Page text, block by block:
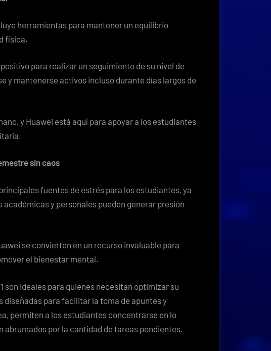
herramientas para mantener un equilibrio
física.
para realizar un seguimiento de su nivel de
y mantenerse activos incluso durante días largos de
y Huawei está aquí para apoyar a los estudiantes
sin caos
fuentes de estrés para los estudiantes, ya
y personales pueden generar presión
se convierten en un recurso invaluable para
el bienestar mental.
son ideales para quienes necesitan optimizar su
diseñadas para facilitar la toma de apuntes y
permiten a los estudiantes concentrarse en lo
abrumados por la cantidad de tareas pendientes.